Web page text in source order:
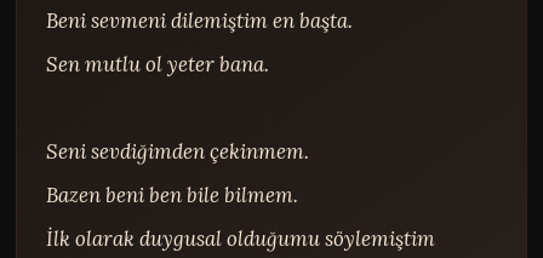
Beni sevmeni dilemiştim en başta.
Sen mutlu ol yeter bana.
Seni sevdiğimden çekinmem.
Bazen beni ben bile bilmem.
İlk olarak duygusal olduğumu söylemiştim